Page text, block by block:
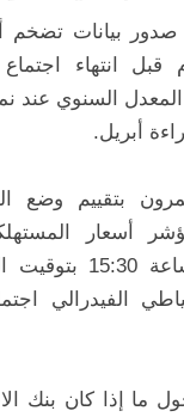
بيانات تضخم
قبل انتهاء
أبريل.
بتقييم وضع
أسعار
المتحدة في
الفيدرالي
ما إذا كان بنك